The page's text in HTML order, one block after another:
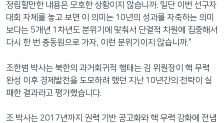
정립할만한 내용은 모호한 상황이지 않습니까. 일단 이번 선구자
대회 자체를 놓고 보면 이 의미는 10년의 성과를 자축하는 의미
보다는 5개년 1차년도 분위기에 맞춰서 단결적 차원에 집중해서
다시 한 번 총동원으로 가자, 이런 분위기이지 않습니까.”
조한범 박사는 북한의 과거회귀적 행태는 김 위원장이 핵 무력
완성 이후 경제발전을 도모하려 했던 지난 10년간의 전략이 실
패한 결과라고 평가했습니다.
조 박사는 2017년까지 권력 기반 공고화와 핵 무력 강화에 전념